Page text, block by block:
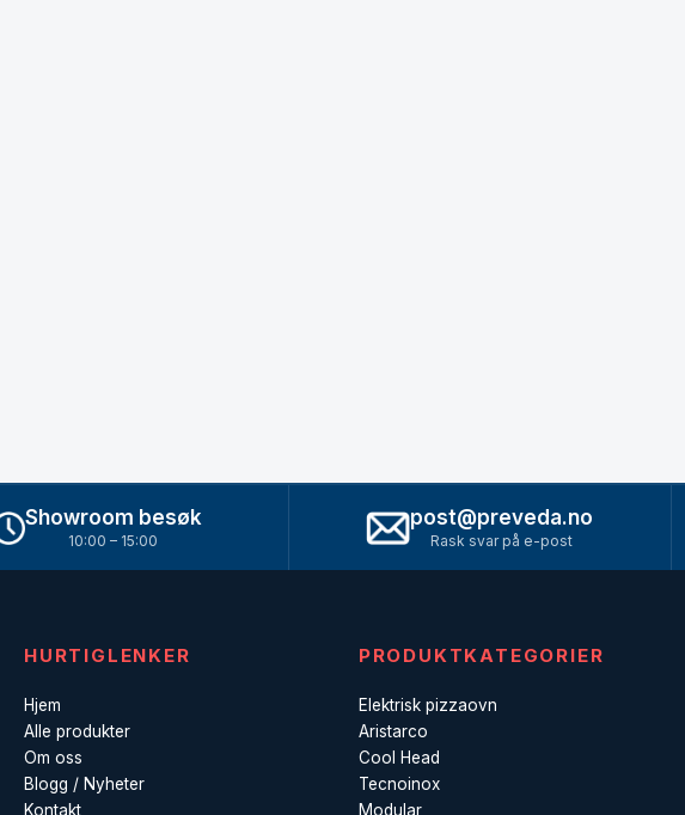
Showroom besøk
10:00 – 15:00
post@preveda.no
Rask svar på e-post
HURTIGLENKER
Hjem
Alle produkter
Om oss
Blogg / Nyheter
Kontakt
PRODUKTKATEGORIER
Elektrisk pizzaovn
Aristarco
Cool Head
Tecnoinox
Modular